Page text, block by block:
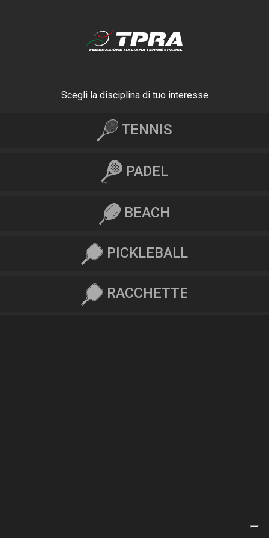
Scegli la disciplina di tuo interesse
TENNIS
PADEL
BEACH
PICKLEBALL
RACCHETTE